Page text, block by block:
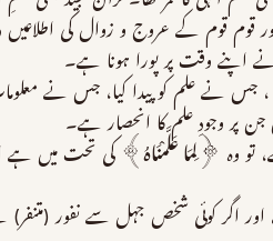
قوم قوم کے عروج و زوال کی
اپنے وقت پر پورا ہونا ہے۔
نے علم کو پیدا کیا، جس نے
جن پر وجودِ علم کا انحصار ہے۔
تو وہ ﴿لِمَا عَلَّمْنَاہُ ﴾ کی تحت میں ہے
اور اگر کوئی شخص جہل سے نفور